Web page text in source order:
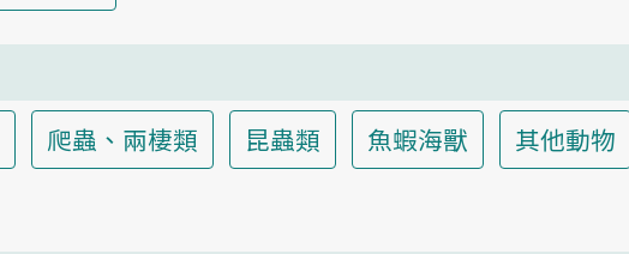
爬蟲、兩棲類 昆蟲類 魚蝦海獸 其他動物